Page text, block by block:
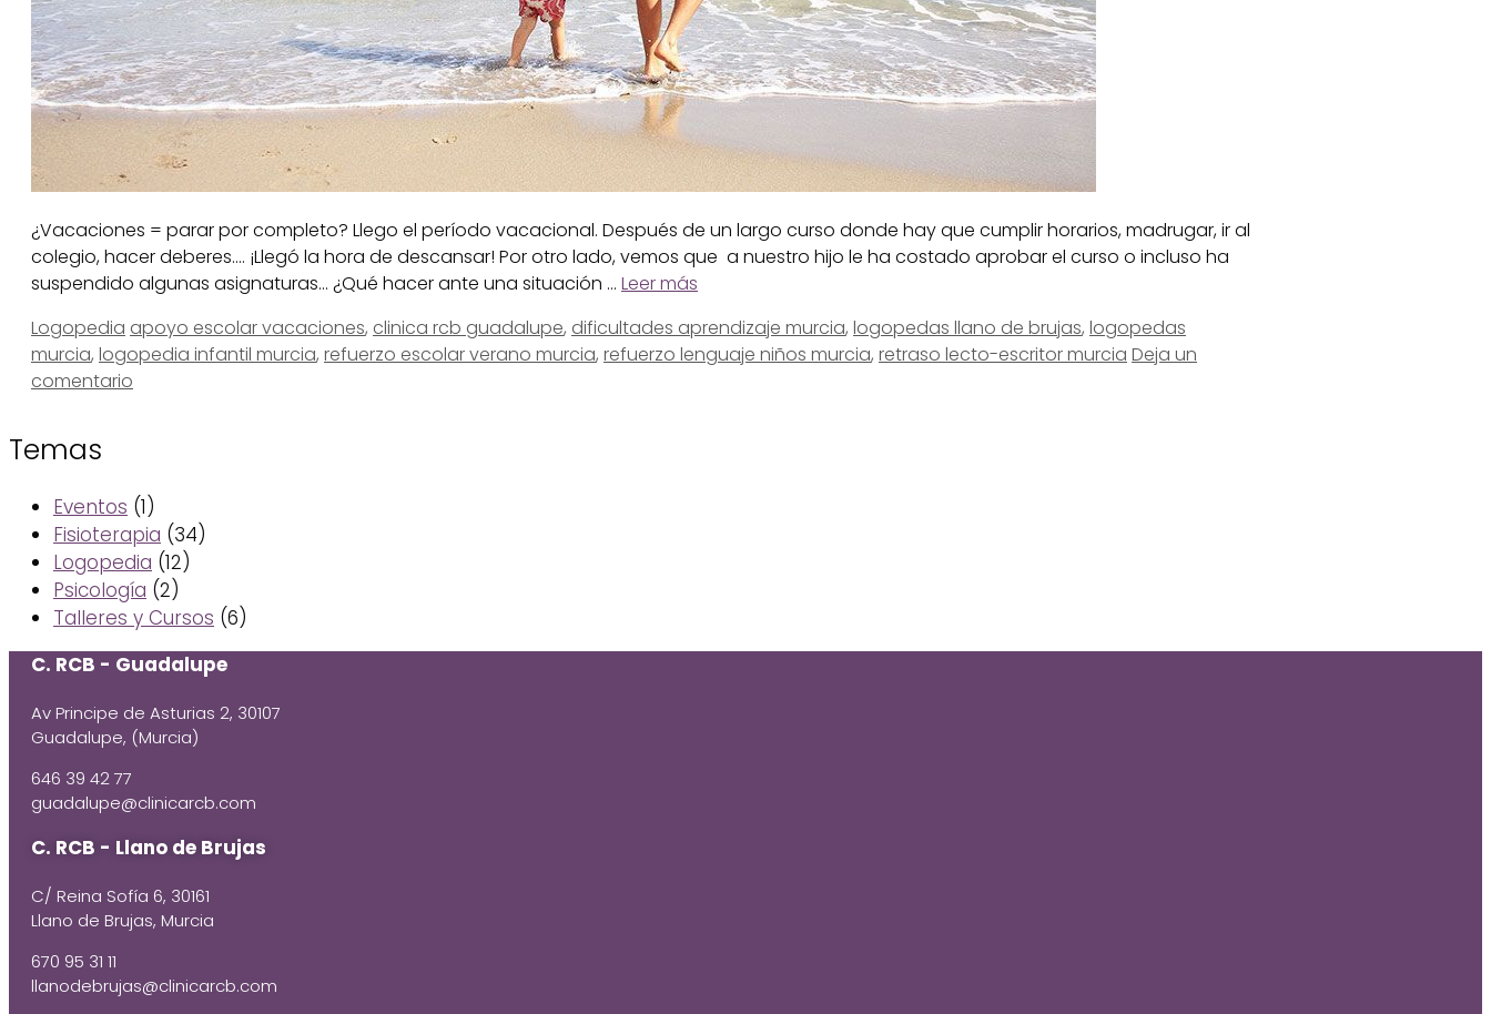
¿Vacaciones = parar por completo? Llego el período vacacional. Después de un largo curso donde hay que cumplir horarios, madrugar, ir al
colegio, hacer deberes…. ¡Llegó la hora de descansar! Por otro lado, vemos que a nuestro hijo le ha costado aprobar el curso o incluso ha
suspendido algunas asignaturas… ¿Qué hacer ante una situación … Leer más
Categorías
Logopedia Etiquetas
apoyo escolar vacaciones, clinica rcb guadalupe, dificultades aprendizaje murcia, logopedas llano de brujas, logopedas
murcia, logopedia infantil murcia, refuerzo escolar verano murcia, refuerzo lenguaje niños murcia, retraso lecto-escritor murcia Deja un
comentario
Temas
Eventos (1)
Fisioterapia (34)
Logopedia (12)
Psicología (2)
Talleres y Cursos (6)
C. RCB - Guadalupe
Av Principe de Asturias 2, 30107
Guadalupe, (Murcia)
646 39 42 77
guadalupe@clinicarcb.com
C. RCB - Llano de Brujas
C/ Reina Sofía 6, 30161
Llano de Brujas, Murcia
670 95 31 11
llanodebrujas@clinicarcb.com